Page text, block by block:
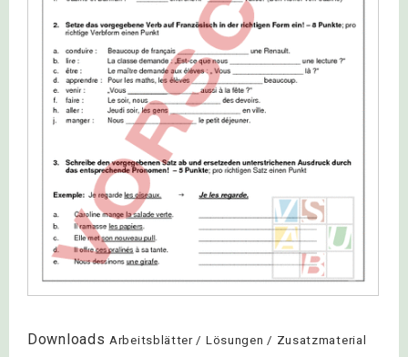
Downloads Arbeitsblätter / Lösungen / Zusatzmaterial